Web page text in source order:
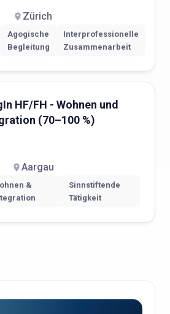
Zürich
Agogische
Begleitung
Interprofessionelle
Zusammenarbeit
HF/FH - Wohnen und
(70–100 %)
Aargau
&
Sinnstiftende
Tätigkeit